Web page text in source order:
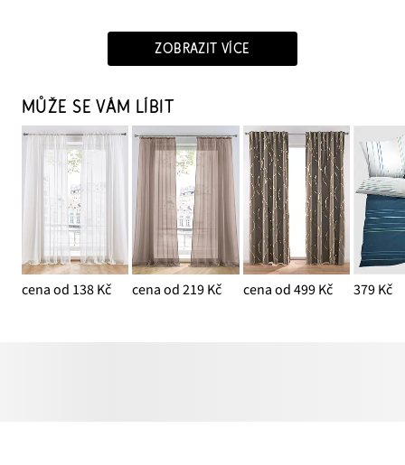
ZOBRAZIT VÍCE
MŮŽE SE VÁM LÍBIT
cena od 138 Kč cena od 219 Kč cena od 499 Kč 379 Kč